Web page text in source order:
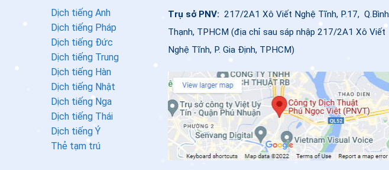
Dịch tiếng Anh
Dịch tiếng Pháp
Dịch tiếng Đức
Dịch tiếng Trung
Dịch tiếng Hàn
Dịch tiếng Nhật
Dịch tiếng Nga
Dịch tiếng Thái
Dịch tiếng Ý
Thẻ tạm trú
Trụ sở PNV: 217/2A1 Xô Viết Nghệ Tĩnh, P.17, Q.Bình
Thạnh, TPHCM (địa chỉ sau sáp nhập 217/2A1 Xô Viết
Nghệ Tĩnh, P. Gia Định, TPHCM)